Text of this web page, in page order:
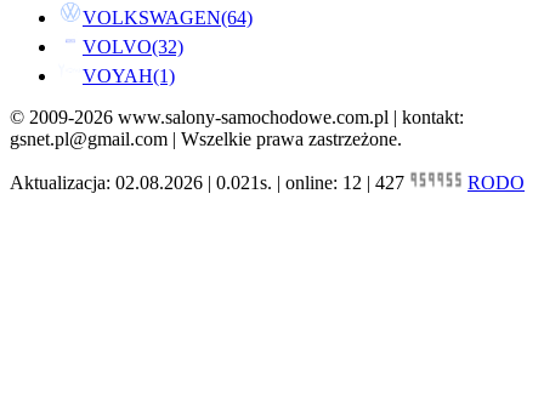
VOLKSWAGEN(64)
VOLVO(32)
VOYAH(1)
© 2009-2026 www.salony-samochodowe.com.pl | kontakt:
gsnet.pl@gmail.com | Wszelkie prawa zastrzeżone.
Aktualizacja: 02.08.2026 | 0.021s. | online: 12 | 427 RODO